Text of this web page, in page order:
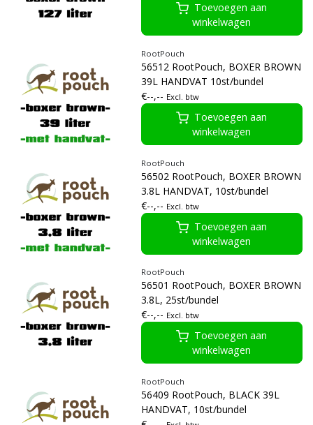
Toevoegen aan
winkelwagen
RootPouch
56512 RootPouch, BOXER BROWN
39L HANDVAT 10st/bundel
€--,-- Excl. btw
Toevoegen aan
winkelwagen
RootPouch
56502 RootPouch, BOXER BROWN
3.8L HANDVAT, 10st/bundel
€--,-- Excl. btw
Toevoegen aan
winkelwagen
RootPouch
56501 RootPouch, BOXER BROWN
3.8L, 25st/bundel
€--,-- Excl. btw
Toevoegen aan
winkelwagen
RootPouch
56409 RootPouch, BLACK 39L
HANDVAT, 10st/bundel